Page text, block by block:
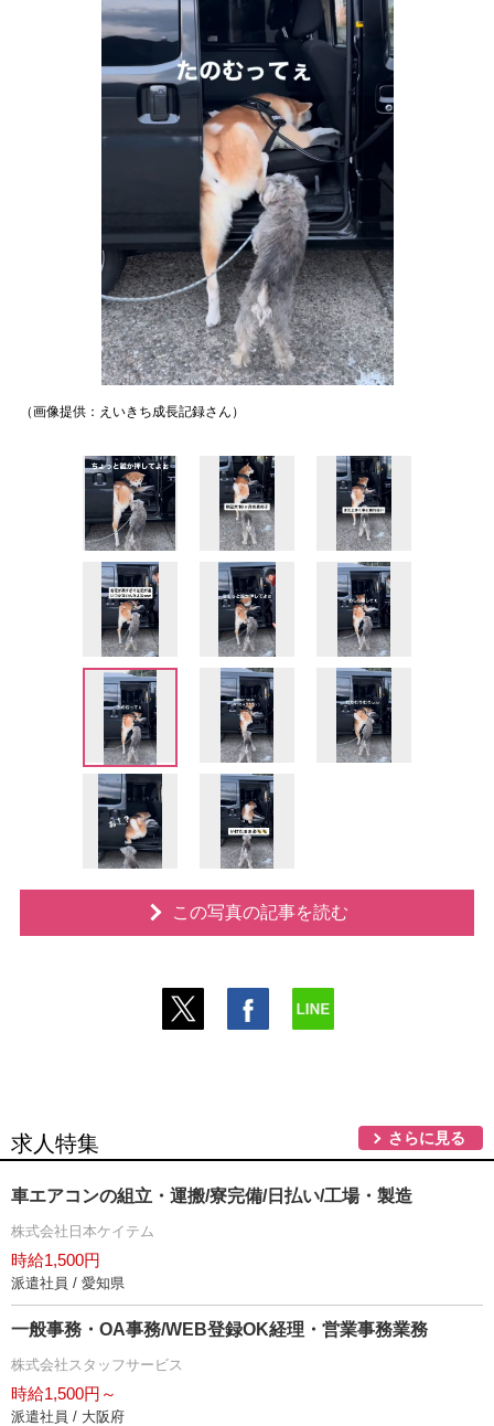
（画像提供：えいきち成長記録さん）
この写真の記事を読む
求人特集 さらに見る
車エアコンの組立・運搬/寮完備/日払い/工場・製造
株式会社日本ケイテム
時給1,500円
派遣社員 / 愛知県
一般事務・OA事務/WEB登録OK経理・営業事務業務
株式会社スタッフサービス
時給1,500円～
派遣社員 / 大阪府